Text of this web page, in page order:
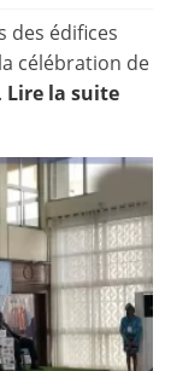
des édifices
célébration de
Lire la suite